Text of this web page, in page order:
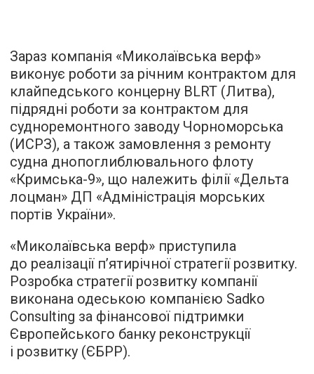
Зараз компанія «Миколаївська верф»
виконує роботи за річним контрактом для
клайпедського концерну BLRT (Литва),
підрядні роботи за контрактом для
судноремонтного заводу Чорноморська
(ИСРЗ), а також замовлення з ремонту
судна днопоглиблювального флоту
«Кримська-9», що належить філії «Дельта
лоцман» ДП «Адміністрація морських
портів України».
«Миколаївська верф» приступила
до реалізації п’ятирічної стратегії розвитку.
Розробка стратегії розвитку компанії
виконана одеською компанією Sadko
Consulting за фінансової підтримки
Європейського банку реконструкції
і розвитку (ЄБРР).